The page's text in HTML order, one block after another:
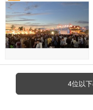
4位以